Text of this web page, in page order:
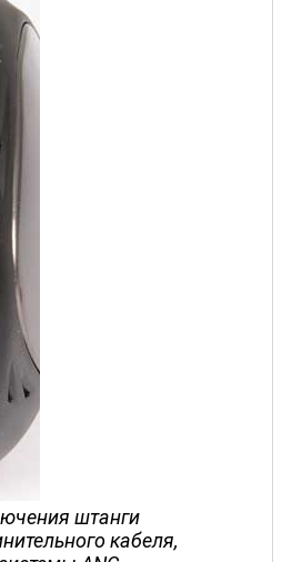
штанги
кабеля,